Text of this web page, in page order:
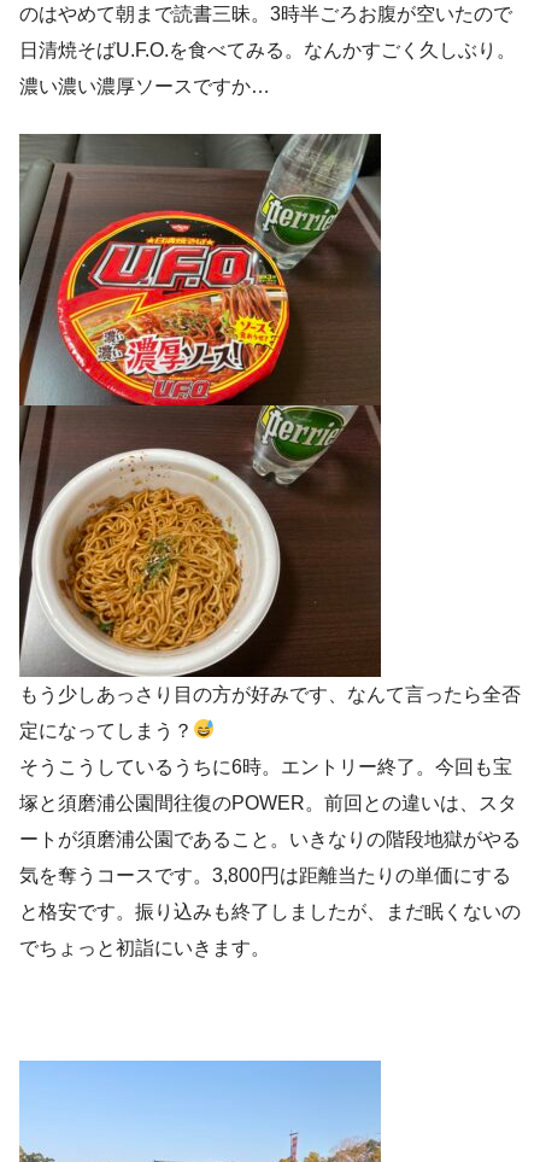
のはやめて朝まで読書三昧。3時半ごろお腹が空いたので
日清焼そばU.F.O.を食べてみる。なんかすごく久しぶり。
濃い濃い濃厚ソースですか…
もう少しあっさり目の方が好みです、なんて言ったら全否
定になってしまう？
そうこうしているうちに6時。エントリー終了。今回も宝
塚と須磨浦公園間往復のPOWER。前回との違いは、スタ
ートが須磨浦公園であること。いきなりの階段地獄がやる
気を奪うコースです。3,800円は距離当たりの単価にする
と格安です。振り込みも終了しましたが、まだ眠くないの
でちょっと初詣にいきます。